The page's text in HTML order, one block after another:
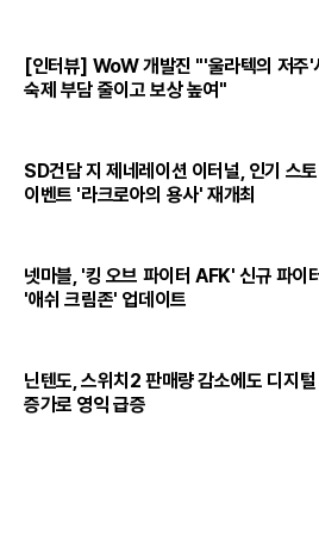
[인터뷰] WoW 개발진 "'울라텍의 저주'
숙제 부담 줄이고 보상 높여"
SD건담 지 제네레이션 이터널, 인기 스토
이벤트 '라크로아의 용사' 재개최
넷마블, '킹 오브 파이터 AFK' 신규 파이터
'애쉬 크림존' 업데이트
닌텐도, 스위치2 판매량 감소에도 디지털
증가로 영익 급증